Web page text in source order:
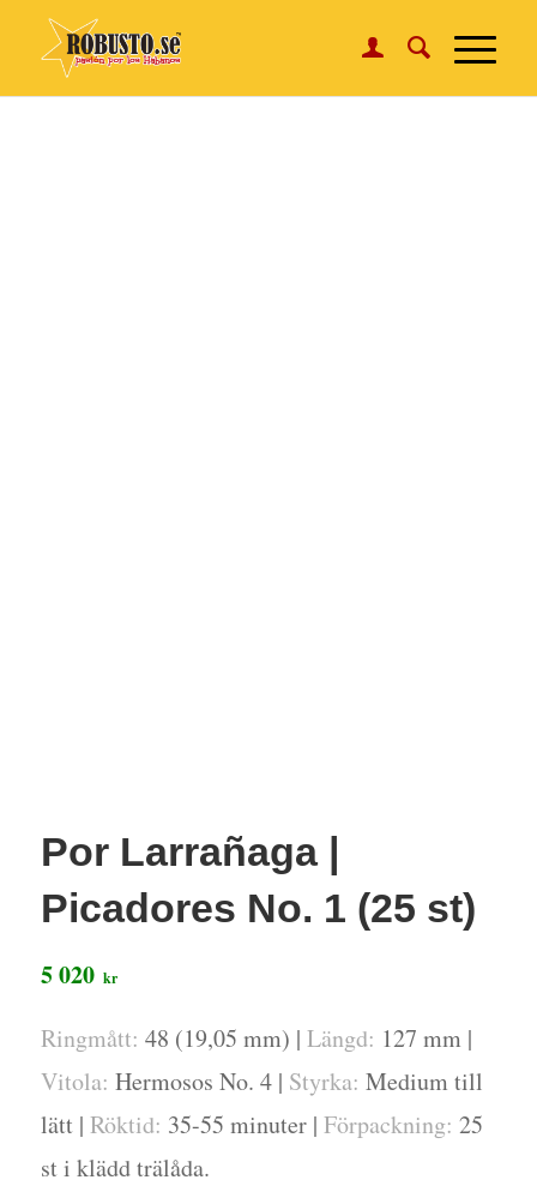
Por Larrañaga |
Picadores No. 1 (25 st)
5 020 kr
Ringmått: 48 (19,05 mm) | Längd: 127 mm |
Vitola: Hermosos No. 4 | Styrka: Medium till
lätt | Röktid: 35-55 minuter | Förpackning: 25
st i klädd trälåda.